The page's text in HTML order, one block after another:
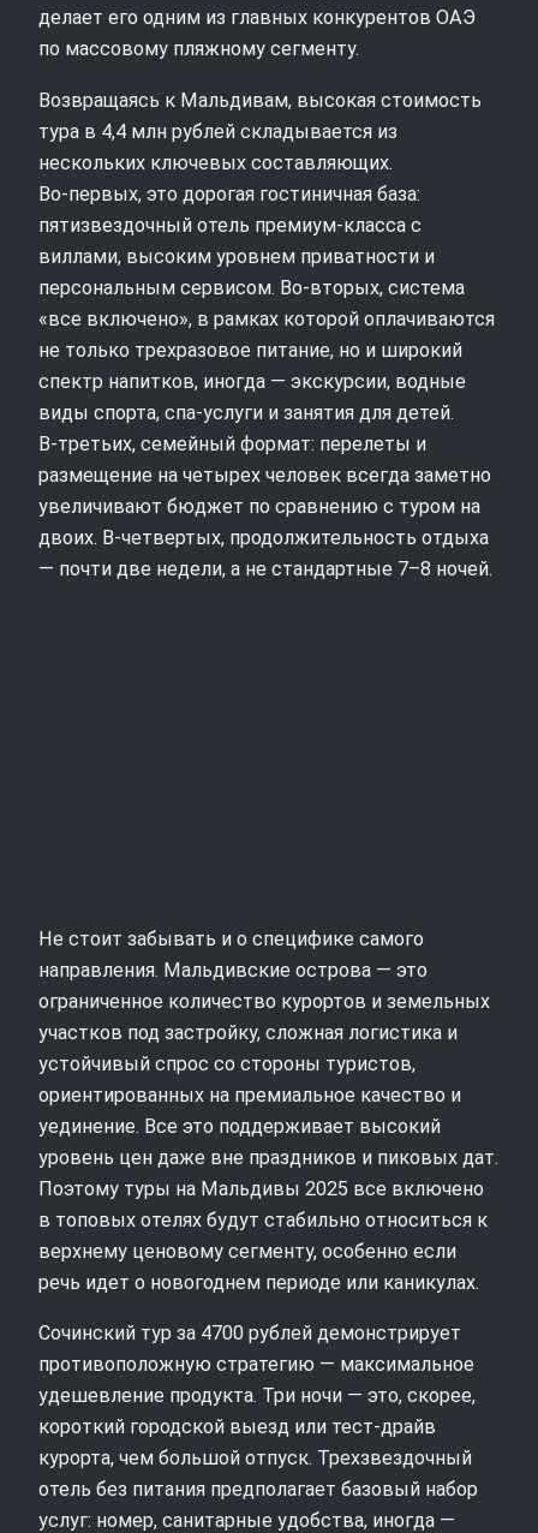
делает его одним из главных конкурентов ОАЭ
по массовому пляжному сегменту.
Возвращаясь к Мальдивам, высокая стоимость
тура в 4,4 млн рублей складывается из
нескольких ключевых составляющих.
Во‑первых, это дорогая гостиничная база:
пятизвездочный отель премиум-класса с
виллами, высоким уровнем приватности и
персональным сервисом. Во‑вторых, система
«все включено», в рамках которой оплачиваются
не только трехразовое питание, но и широкий
спектр напитков, иногда — экскурсии, водные
виды спорта, спа-услуги и занятия для детей.
В‑третьих, семейный формат: перелеты и
размещение на четырех человек всегда заметно
увеличивают бюджет по сравнению с туром на
двоих. В‑четвертых, продолжительность отдыха
— почти две недели, а не стандартные 7–8 ночей.
Не стоит забывать и о специфике самого
направления. Мальдивские острова — это
ограниченное количество курортов и земельных
участков под застройку, сложная логистика и
устойчивый спрос со стороны туристов,
ориентированных на премиальное качество и
уединение. Все это поддерживает высокий
уровень цен даже вне праздников и пиковых дат.
Поэтому туры на Мальдивы 2025 все включено
в топовых отелях будут стабильно относиться к
верхнему ценовому сегменту, особенно если
речь идет о новогоднем периоде или каникулах.
Сочинский тур за 4700 рублей демонстрирует
противоположную стратегию — максимальное
удешевление продукта. Три ночи — это, скорее,
короткий городской выезд или тест-драйв
курорта, чем большой отпуск. Трехзвездочный
отель без питания предполагает базовый набор
услуг: номер, санитарные удобства, иногда —